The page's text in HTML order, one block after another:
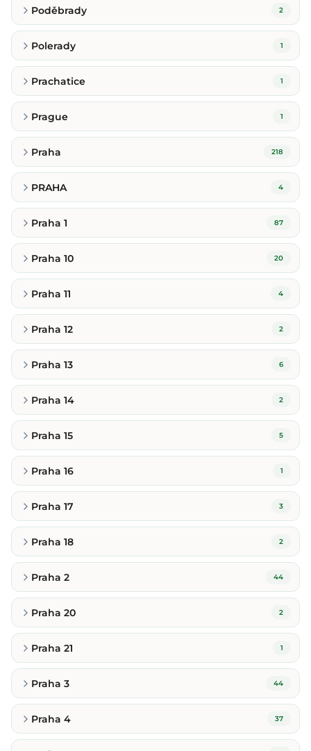
Poděbrady 2
Polerady 1
Prachatice 1
Prague 1
Praha 218
PRAHA 4
Praha 1 87
Praha 10 20
Praha 11 4
Praha 12 2
Praha 13 6
Praha 14 2
Praha 15 5
Praha 16 1
Praha 17 3
Praha 18 2
Praha 2 44
Praha 20 2
Praha 21 1
Praha 3 44
Praha 4 37